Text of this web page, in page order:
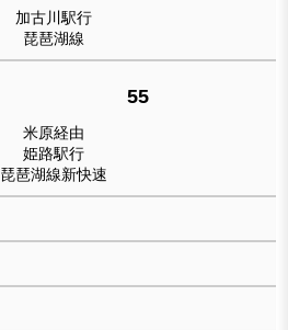
加古川駅行
琵琶湖線
55
米原経由
姫路駅行
琵琶湖線新快速